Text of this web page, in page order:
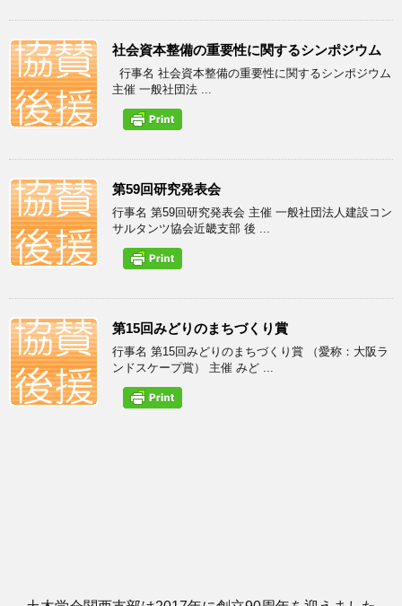
社会資本整備の重要性に関するシンポジウム
行事名 社会資本整備の重要性に関するシンポジウム
主催 一般社団法 ...
第59回研究発表会
行事名 第59回研究発表会 主催 一般社団法人建設コン
サルタンツ協会近畿支部 後 ...
第15回みどりのまちづくり賞
行事名 第15回みどりのまちづくり賞 （愛称：大阪ラ
ンドスケープ賞） 主催 みど ...